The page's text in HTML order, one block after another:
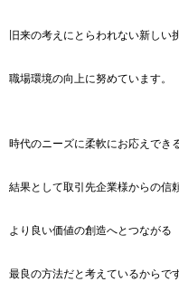
旧来の考えにとらわれない新しい
職場環境の向上に努めています。
時代のニーズに柔軟にお応えでき
結果として取引先企業様からの信
より良い価値の創造へとつながる
最良の方法だと考えているからです